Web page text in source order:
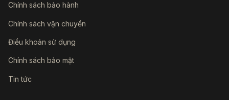
Chính sách bảo hành
Chính sách vận chuyển
Điều khoản sử dụng
Chính sách bảo mật
Tin tức